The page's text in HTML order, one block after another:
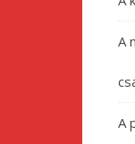
A
A